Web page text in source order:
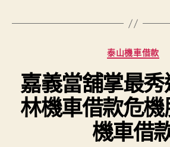
分
類
泰山機車借款
嘉義當舖掌最
林機車借款危
機車借